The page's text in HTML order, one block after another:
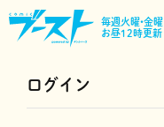
毎週火曜•金曜
お昼12時更新
ログイン